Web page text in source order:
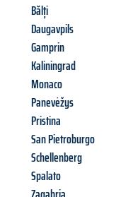
Bălți
Daugavpils
Gamprin
Kaliningrad
Monaco
Panevėžys
Pristina
San Pietroburgo
Schellenberg
Spalato